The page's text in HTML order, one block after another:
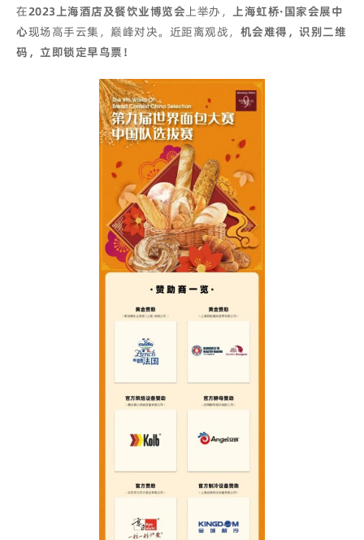
在2023上海酒店及餐饮业博览会上举办， 上海虹桥·国家会展中
心现场高手云集，巅峰对决。近距离观战， 机会难得，识别二维
码，立即锁定早鸟票！